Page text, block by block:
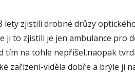
lety zjistili drobné drůzy
ji to zjistili je jen ambulance pro
tím na tohle nepřišel,naopak
zařízení-viděla dobře a brýle ji